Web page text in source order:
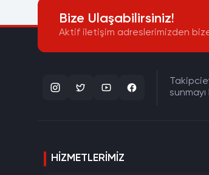
Bize Ulaşabilirsiniz!
Aktif iletişim adreslerimizden
HIZMETLERIMIZ